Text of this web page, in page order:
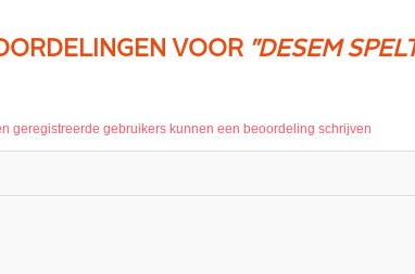
VOOR DESEM
geregistreerde gebruikers kunnen een beoordeling schrijven